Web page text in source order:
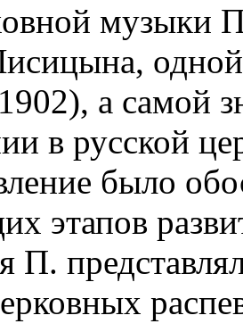
музыки
а самой
в русской
было
этапов
П.